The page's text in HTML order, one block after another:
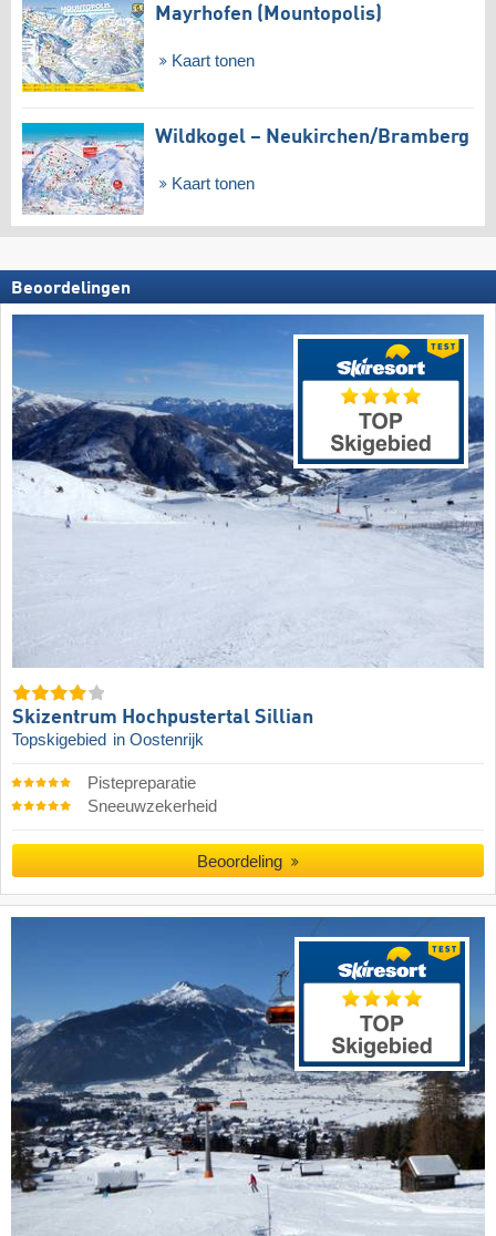
Mayrhofen (Mountopolis)
Kaart tonen
Wildkogel – Neukirchen/​Bramberg
Kaart tonen
Beoordelingen
Skizentrum Hochpustertal Sillian
Topskigebied in Oostenrijk
Pistepreparatie
Sneeuwzekerheid
Beoordeling